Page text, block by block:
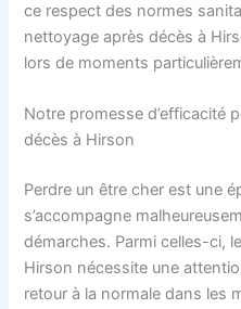
ce respect des normes
nettoyage après décès à
lors de moments
Notre promesse d’efficacité
décès à Hirson
Perdre un être cher est une
s’accompagne
démarches. Parmi celles-ci,
Hirson nécessite une
retour à la normale dans les